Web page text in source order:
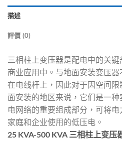
描述
評價 (0)
三相柱上变压器是配电中的关
商业应用中。与地面安装变压
在电线杆上，因此对于因空间
面安装的地区来说，它们是一
电网络的重要组成部分，可将
家庭和企业使用的低压电。
25 KVA-500 KVA 三相柱上变压